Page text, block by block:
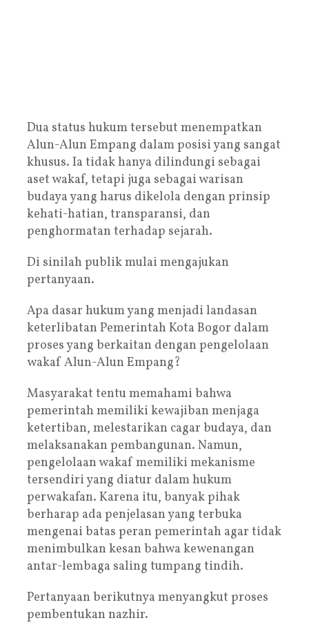
Dua status hukum tersebut menempatkan
Alun-Alun Empang dalam posisi yang sangat
khusus. Ia tidak hanya dilindungi sebagai
aset wakaf, tetapi juga sebagai warisan
budaya yang harus dikelola dengan prinsip
kehati-hatian, transparansi, dan
penghormatan terhadap sejarah.
Di sinilah publik mulai mengajukan
pertanyaan.
Apa dasar hukum yang menjadi landasan
keterlibatan Pemerintah Kota Bogor dalam
proses yang berkaitan dengan pengelolaan
wakaf Alun-Alun Empang?
Masyarakat tentu memahami bahwa
pemerintah memiliki kewajiban menjaga
ketertiban, melestarikan cagar budaya, dan
melaksanakan pembangunan. Namun,
pengelolaan wakaf memiliki mekanisme
tersendiri yang diatur dalam hukum
perwakafan. Karena itu, banyak pihak
berharap ada penjelasan yang terbuka
mengenai batas peran pemerintah agar tidak
menimbulkan kesan bahwa kewenangan
antar-lembaga saling tumpang tindih.
Pertanyaan berikutnya menyangkut proses
pembentukan nazhir.